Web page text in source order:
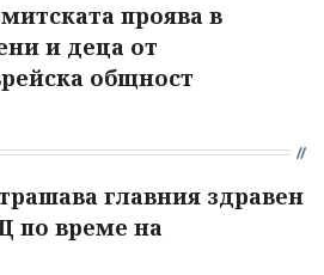
проява в
и деца от
общност
главния здравен
по време на